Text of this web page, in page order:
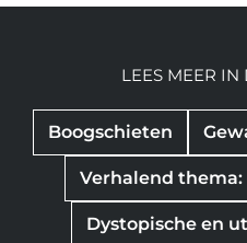
Boogschieten
Verhalend
Dystopische en
LEES MEER IN